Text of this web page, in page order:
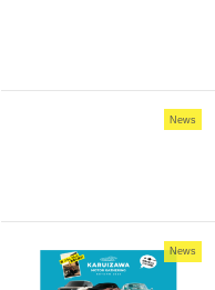
News
News